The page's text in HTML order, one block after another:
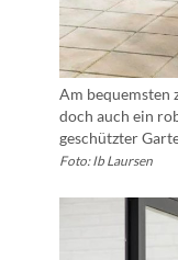
Am bequemsten
doch auch ein
geschützter
Foto: Ib Laursen